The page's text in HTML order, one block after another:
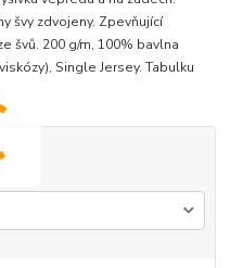
švy zdvojeny. Zpevňující
švů. 200 g/m, 100% bavlna
Single Jersey. Tabulku